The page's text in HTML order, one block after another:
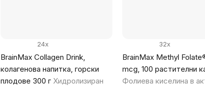
BrainMax Collagen Drink,
колагенова напитка, горски
плодове 300 г Хидролизиран
24x
BrainMax Methyl
mcg, 100 растителни
Фолиева киселина в
32x